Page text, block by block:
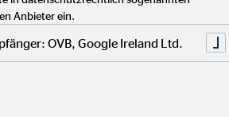
Felder müssen ausgefüllt werden,
bearbeiten können.
Anbieter ein.
OVB, Google Ireland Ltd.